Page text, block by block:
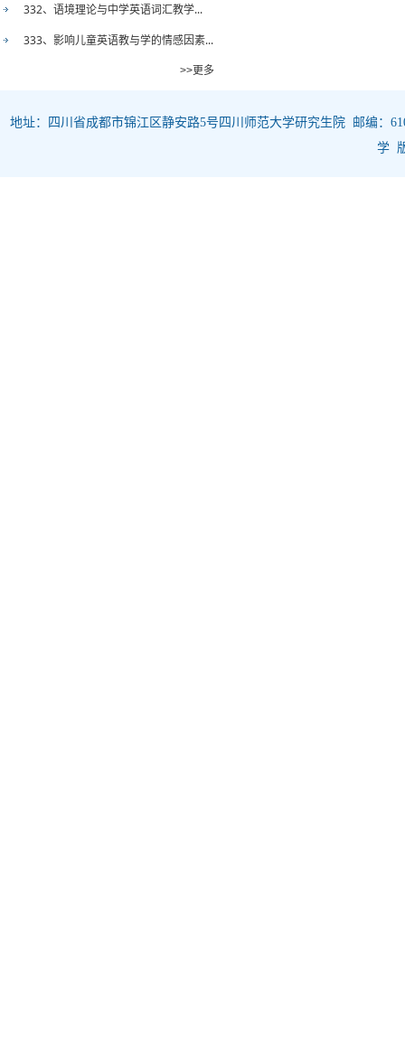
332、语境理论与中学英语词汇教学...
333、影响儿童英语教与学的情感因素...
>>更多
地址：四川省成都市锦江区静安路5号四川师范大学研究生院 邮编：
学